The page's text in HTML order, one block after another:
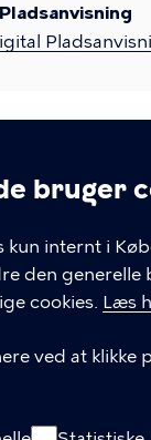
bruger
kun internt i
den generelle
cookies. Læs
ved at
64942212